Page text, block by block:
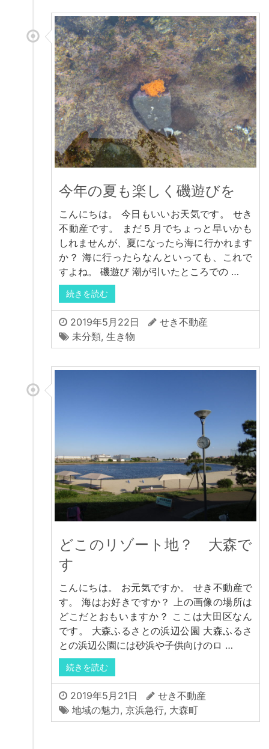
今年の夏も楽しく磯遊びを
こんにちは。 今日もいいお天気です。 せき
不動産です。 まだ５月でちょっと早いかも
しれませんが、夏になったら海に行かれます
か？ 海に行ったらなんといっても、これで
すよね。 磯遊び 潮が引いたところでの …
続きを読む
2019年5月22日
せき不動産
未分類, 生き物
どこのリゾート地？ 大森で
す
こんにちは。 お元気ですか。 せき不動産で
す。 海はお好きですか？ 上の画像の場所は
どこだとおもいますか？ ここは大田区なん
です。 大森ふるさとの浜辺公園 大森ふるさ
との浜辺公園には砂浜や子供向けのロ …
続きを読む
2019年5月21日
せき不動産
地域の魅力, 京浜急行, 大森町